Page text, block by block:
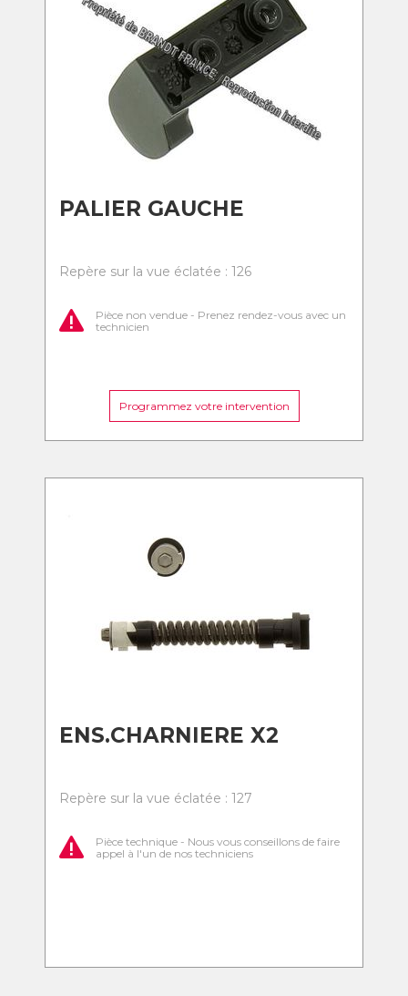
PALIER GAUCHE
Repère sur la vue éclatée : 126
Pièce non vendue - Prenez rendez-vous avec un
technicien
Programmez votre intervention
ENS.CHARNIERE X2
Repère sur la vue éclatée : 127
Pièce technique - Nous vous conseillons de faire
appel à l'un de nos techniciens